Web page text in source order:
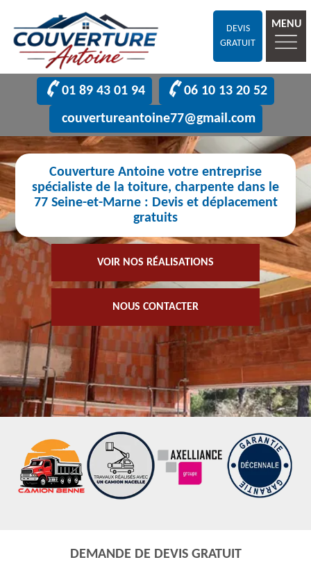
DEVIS
GRATUIT
MENU
01 89 43 01 94
06 10 13 20 52
couvertureantoine77@gmail.com
Couverture Antoine votre entreprise
spécialiste de la toiture, charpente dans le
77 Seine-et-Marne : Devis et déplacement
gratuits
VOIR NOS RÉALISATIONS
NOUS CONTACTER
DEMANDE DE DEVIS GRATUIT